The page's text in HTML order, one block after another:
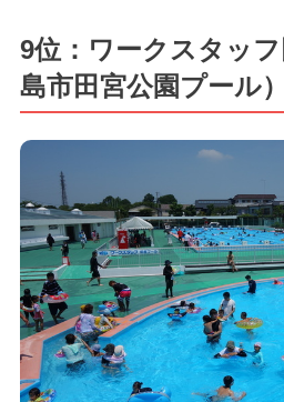
9位：ワークスタッ
島市田宮公園プール）